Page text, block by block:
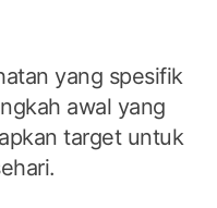
yang spesifik
awal yang
target untuk